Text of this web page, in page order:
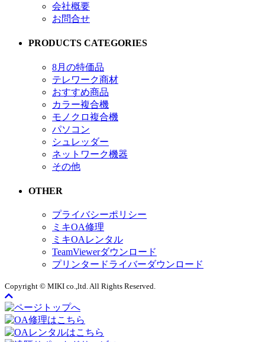
会社概要
お問合せ
PRODUCTS CATEGORIES
8月の特価品
テレワーク商材
おすすめ商品
カラー複合機
モノクロ複合機
パソコン
シュレッダー
ネットワーク機器
その他
OTHER
プライバシーポリシー
ミキOA修理
ミキOAレンタル
TeamViewerダウンロード
プリンタードライバーダウンロード
Copyright © MIKI co.,ltd. All Rights Reserved.